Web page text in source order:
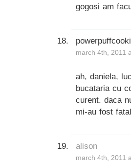
gogosi am
march 4th, 2011
ah, daniela,
bucataria cu
curent. daca
mi-au fost
alison
march 4th, 2011